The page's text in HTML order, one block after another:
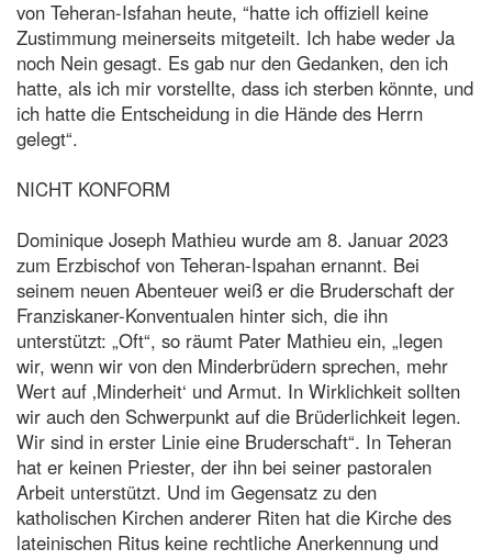
von Teheran-Isfahan heute, “hatte ich offiziell keine
Zustimmung meinerseits mitgeteilt. Ich habe weder Ja
noch Nein gesagt. Es gab nur den Gedanken, den ich
hatte, als ich mir vorstellte, dass ich sterben könnte, und
ich hatte die Entscheidung in die Hände des Herrn
gelegt“.
NICHT KONFORM
Dominique Joseph Mathieu wurde am 8. Januar 2023
zum Erzbischof von Teheran-Ispahan ernannt. Bei
seinem neuen Abenteuer weiß er die Bruderschaft der
Franziskaner-Konventualen hinter sich, die ihn
unterstützt: „Oft“, so räumt Pater Mathieu ein, „legen
wir, wenn wir von den Minderbrüdern sprechen, mehr
Wert auf ‚Minderheit‘ und Armut. In Wirklichkeit sollten
wir auch den Schwerpunkt auf die Brüderlichkeit legen.
Wir sind in erster Linie eine Bruderschaft“. In Teheran
hat er keinen Priester, der ihn bei seiner pastoralen
Arbeit unterstützt. Und im Gegensatz zu den
katholischen Kirchen anderer Riten hat die Kirche des
lateinischen Ritus keine rechtliche Anerkennung und